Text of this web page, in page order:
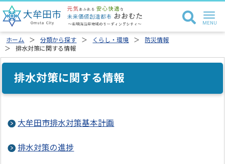
ホーム 分類から探す くらし・環境
防災情報
排水対策に関する情報
排水対策に関する情報
大牟田市排水対策基本計画
排水対策の進捗